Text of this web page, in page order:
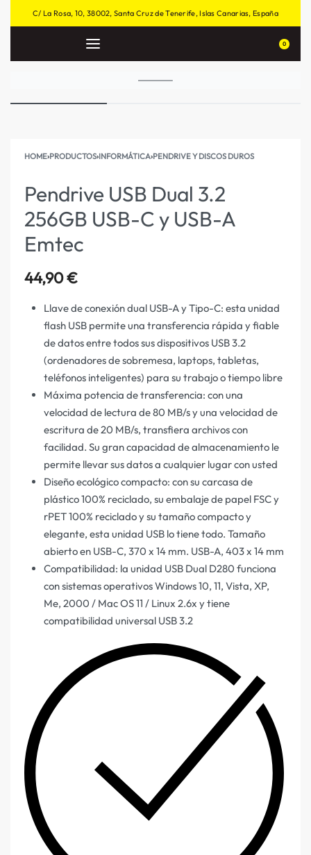
C/ La Rosa, 10, 38002, Santa Cruz de Tenerife, Islas Canarias, España
0
HOME›PRODUCTOS›INFORMÁTICA›PENDRIVE Y DISCOS DUROS
Pendrive USB Dual 3.2
256GB USB-C y USB-A
Emtec
44,90€
Llave de conexión dual USB-A y Tipo-C: esta unidad
flash USB permite una transferencia rápida y fiable
de datos entre todos sus dispositivos USB 3.2
(ordenadores de sobremesa, laptops, tabletas,
teléfonos inteligentes) para su trabajo o tiempo libre
Máxima potencia de transferencia: con una
velocidad de lectura de 80 MB/s y una velocidad de
escritura de 20 MB/s, transfiera archivos con
facilidad. Su gran capacidad de almacenamiento le
permite llevar sus datos a cualquier lugar con usted
Diseño ecológico compacto: con su carcasa de
plástico 100% reciclado, su embalaje de papel FSC y
rPET 100% reciclado y su tamaño compacto y
elegante, esta unidad USB lo tiene todo. Tamaño
abierto en USB-C, 370 x 14 mm. USB-A, 403 x 14 mm
Compatibilidad: la unidad USB Dual D280 funciona
con sistemas operativos Windows 10, 11, Vista, XP,
Me, 2000 / Mac OS 11 / Linux 2.6x y tiene
compatibilidad universal USB 3.2